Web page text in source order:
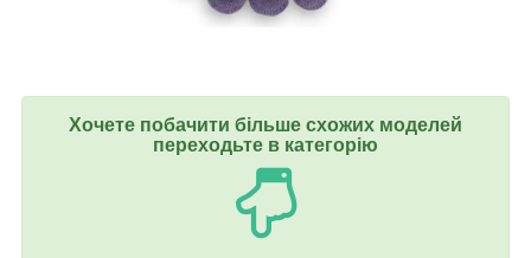
Хочете побачити більше схожих моделей
переходьте в категорію